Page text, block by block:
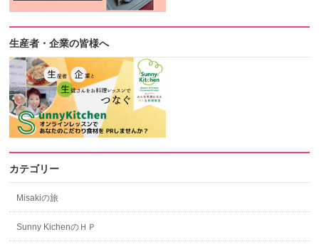
生産者・企業の皆様へ
カテゴリー
Misakiの旅
Sunny KichenのＨＰ